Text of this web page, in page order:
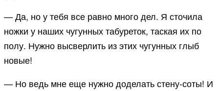
— Да, но у тебя все равно много дел. Я сточила
ножки у наших чугунных табуреток, таская их по
полу. Нужно высверлить из этих чугунных глыб
новые!
— Но ведь мне еще нужно доделать стену-соты! И